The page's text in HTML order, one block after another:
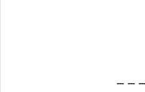
– –